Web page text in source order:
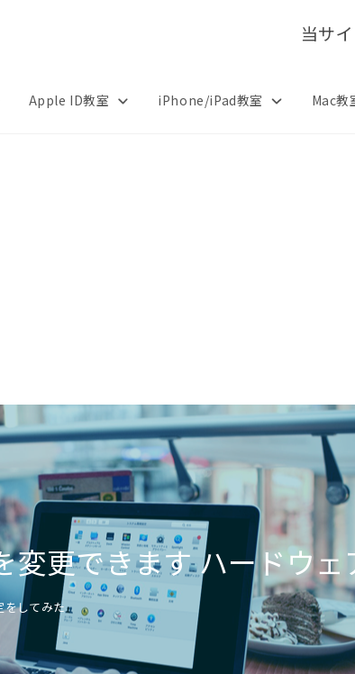
当サ
Apple ID教室 iPhone/iPad教室 Mac教
更できます ハードウ
をしてみた